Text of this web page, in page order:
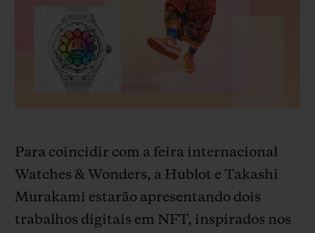
Para coincidir com a feira internacional
Watches & Wonders, a Hublot e Takashi
Murakami estarão apresentando dois
trabalhos digitais em NFT, inspirados nos
SUMMER MULTI-
COLORED CERAMIC
BIG BANG
PEACH CERAMIC
ENTREGA PROGRAMADA